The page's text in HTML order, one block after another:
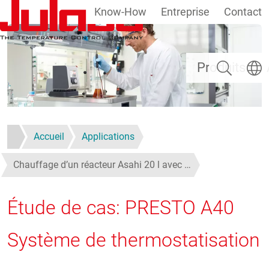
Aller au contenu principal
Produits
Know-How Entreprise Contact
Rechercher
Accueil Applications
Chauffage d’un réacteur Asahi 20 l avec …
Étude de cas: PRESTO A40
Système de thermostatisation